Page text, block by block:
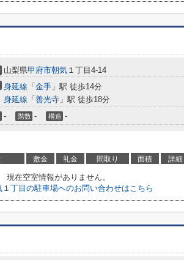
山梨県甲府市朝気 １丁目4-14
身延線 「 金手 」駅 徒歩14分
身延線 「 善光寺 」駅 徒歩18分
- 階数 - 構造 -
敷金 礼金 間取り 面積 詳細
現在空室情報がありません。
丁目の駐車場へのお問い合わせはこちら